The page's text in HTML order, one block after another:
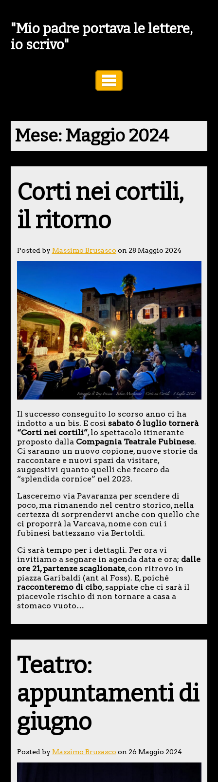
"Mio padre portava le lettere,
io scrivo"
Mese: Maggio 2024
Corti nei cortili,
il ritorno
Posted by Massimo Brusasco on 28 Maggio 2024
Il successo conseguito lo scorso anno ci ha
indotto a un bis. E così sabato 6 luglio tornerà
“Corti nei cortili”, lo spettacolo itinerante
proposto dalla Compagnia Teatrale Fubinese.
Ci saranno un nuovo copione, nuove storie da
raccontare e nuovi spazi da visitare,
suggestivi quanto quelli che fecero da
“splendida cornice” nel 2023.
Lasceremo via Pavaranza per scendere di
poco, ma rimanendo nel centro storico, nella
certezza di sorprendervi anche con quello che
ci proporrà la Varcava, nome con cui i
fubinesi battezzano via Bertoldi.
Ci sarà tempo per i dettagli. Per ora vi
invitiamo a segnare in agenda data e ora; dalle
ore 21, partenze scaglionate, con ritrovo in
piazza Garibaldi (ant al Foss). E, poiché
racconteremo di cibo, sappiate che ci sarà il
piacevole rischio di non tornare a casa a
stomaco vuoto…
Teatro:
appuntamenti di
giugno
Posted by Massimo Brusasco on 26 Maggio 2024